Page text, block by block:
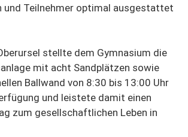
und Teilnehmer optimal ausgestattet
stellte dem Gymnasium die
mit acht Sandplätzen sowie
Ballwandvon 8:30 bis 13:00 Uhr
und leistete damit einen
zum gesellschaftlichen Leben in